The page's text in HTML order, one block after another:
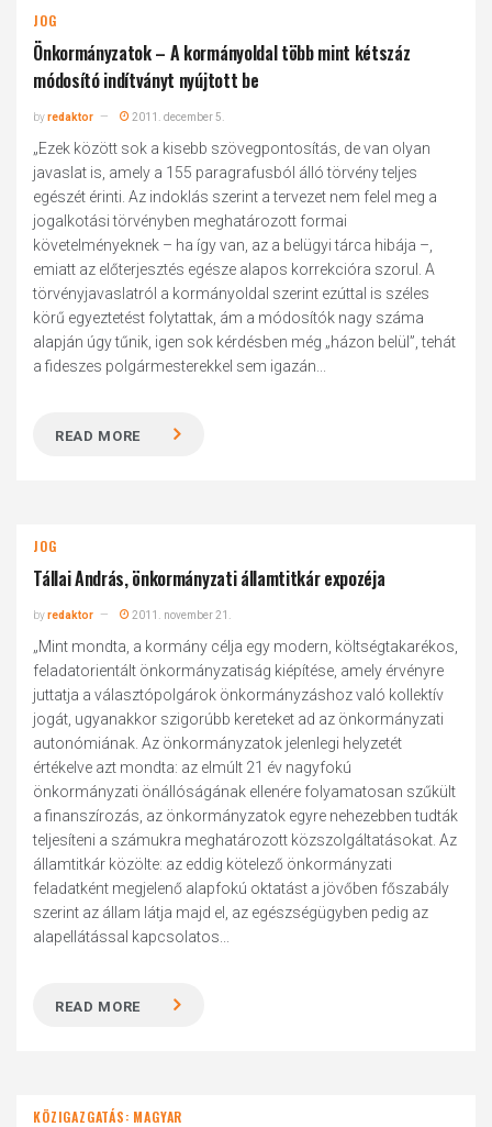
JOG
Önkormányzatok – A kormányoldal több mint kétszáz
módosító indítványt nyújtott be
byredaktor 2011. december 5.
„Ezek között sok a kisebb szövegpontosítás, de van olyan
javaslat is, amely a 155 paragrafusból álló törvény teljes
egészét érinti. Az indoklás szerint a tervezet nem felel meg a
jogalkotási törvényben meghatározott formai
követelményeknek – ha így van, az a belügyi tárca hibája –,
emiatt az előterjesztés egésze alapos korrekcióra szorul. A
törvényjavaslatról a kormányoldal szerint ezúttal is széles
körű egyeztetést folytattak, ám a módosítók nagy száma
alapján úgy tűnik, igen sok kérdésben még „házon belül”, tehát
a fideszes polgármesterekkel sem igazán...
READ MORE
JOG
Tállai András, önkormányzati államtitkár expozéja
byredaktor 2011. november 21.
„Mint mondta, a kormány célja egy modern, költségtakarékos,
feladatorientált önkormányzatiság kiépítése, amely érvényre
juttatja a választópolgárok önkormányzáshoz való kollektív
jogát, ugyanakkor szigorúbb kereteket ad az önkormányzati
autonómiának. Az önkormányzatok jelenlegi helyzetét
értékelve azt mondta: az elmúlt 21 év nagyfokú
önkormányzati önállóságának ellenére folyamatosan szűkült
a finanszírozás, az önkormányzatok egyre nehezebben tudták
teljesíteni a számukra meghatározott közszolgáltatásokat. Az
államtitkár közölte: az eddig kötelező önkormányzati
feladatként megjelenő alapfokú oktatást a jövőben főszabály
szerint az állam látja majd el, az egészségügyben pedig az
alapellátással kapcsolatos...
READ MORE
KÖZIGAZGATÁS: MAGYAR